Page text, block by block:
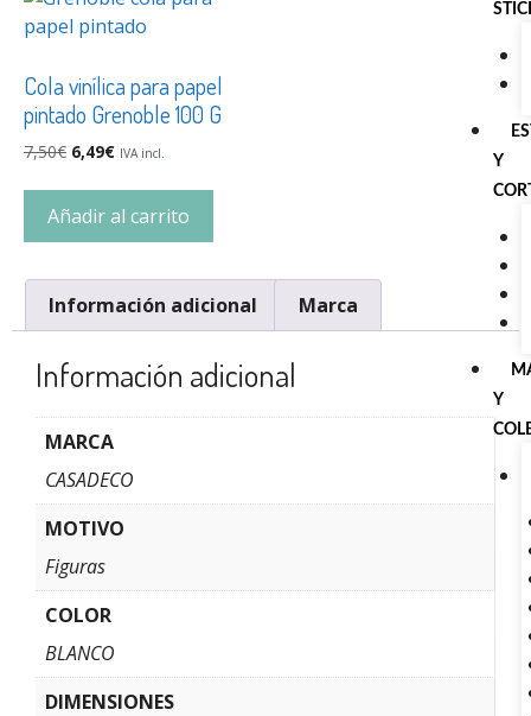
Y
Y
Cola vinílica para papel
pintado Grenoble 100 G
7,50€ 6,49€ IVA incl.
Añadir al carrito
Información adicional Marca
Información adicional
MARCA
CASADECO
MOTIVO
Figuras
COLOR
BLANCO
DIMENSIONES